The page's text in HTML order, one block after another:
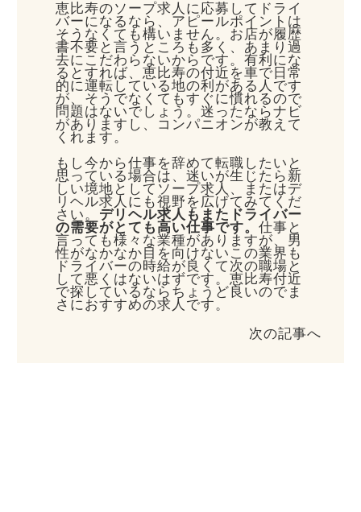
恵比寿のソープ求人に応募してドライ
バーになるなら、アピールポイントは
そうなくても構いません。お店が履歴
書不要と言うところも多く、あまり過
去にこだわらないからです。有利にな
るとすれば、恵比寿の付近を車で日常
的に運転している地の利がある人です
が、そうでなくてもすぐに慣れるので
問題はないでしょう。迷ったならナビ
がありますし、コンパニオンが教えて
くれます。
もし今から仕事を辞めて転職したいと
思っている場合は、迷いが生じたら新
しい境地としてソープ求人、またはデ
リヘル求人にも視野を広げてみてくだ
さい。 デリヘル求人もまたドライバー
の需要がとても高い仕事です。仕事と
言っても様々な業種がありますが、男
性がなかなか目を向けないこの業界も
ドライバーの時給が良くて次の職場と
して悪くはないはずです。恵比寿付近
で探しているならちょうど良いのでま
さにおすすめの求人です。
次の記事へ